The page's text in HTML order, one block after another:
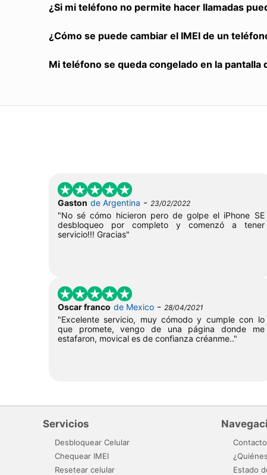
¿Si mi teléfono no permite hacer llamadas
¿Cómo se puede cambiar el IMEI de un
Mi teléfono se queda congelado en la pantalla
Gaston de Argentina - 23/02/2022
"No sé cómo hicieron pero de golpe el iPhone SE
desbloqueo por completo y comenzó a tener
servicio!!! Gracias"
Oscar franco de Mexico - 28/04/2021
"Excelente servicio, muy cómodo y cumple con lo
que promete, vengo de una página donde me
estafaron, movical es de confianza créanme.."
Servicios
Desbloquear Celular
Chequear IMEI
Resetear celular
Contacto
Estado